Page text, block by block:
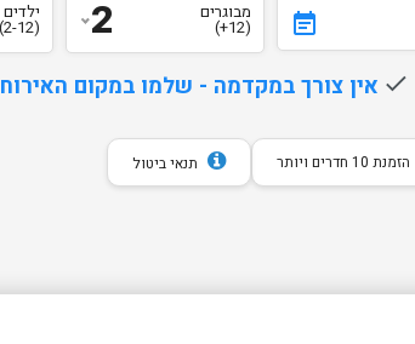
event_note מבוגרים
(12+)
2 ילדים
(2-12)
done אין צורך במקדמה - שלמו במקום האירוח
הזמנת 10 חדרים ויותר תנאי ביטול